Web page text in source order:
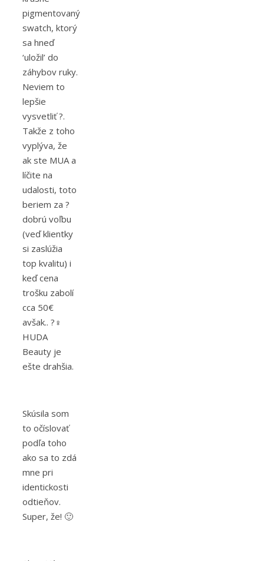
pigmentovaný
swatch, ktorý
sa hneď
‘uložil’ do
záhybov ruky.
Neviem to
lepšie
vysvetliť ?.
Takže z toho
vyplýva, že
ak ste MUA a
líčite na
udalosti, toto
beriem za ?
dobrú voľbu
(veď klientky
si zaslúžia
top kvalitu) i
keď cena
trošku zabolí
cca 50€
avšak.. ?‍♀️
HUDA
Beauty je
ešte drahšia.
Skúsila som
to očíslovať
podľa toho
ako sa to zdá
mne pri
identickosti
odtieňov.
Super, že! 🙂